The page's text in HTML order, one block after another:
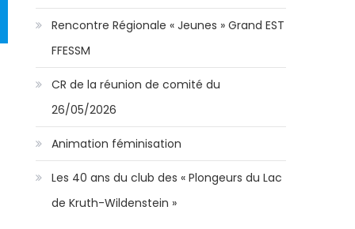
Rencontre Régionale « Jeunes » Grand EST
FFESSM
CR de la réunion de comité du
26/05/2026
Animation féminisation
Les 40 ans du club des « Plongeurs du Lac
de Kruth-Wildenstein »